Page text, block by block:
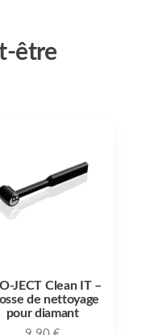
être
JECT Clean IT –
de nettoyage
pour diamant